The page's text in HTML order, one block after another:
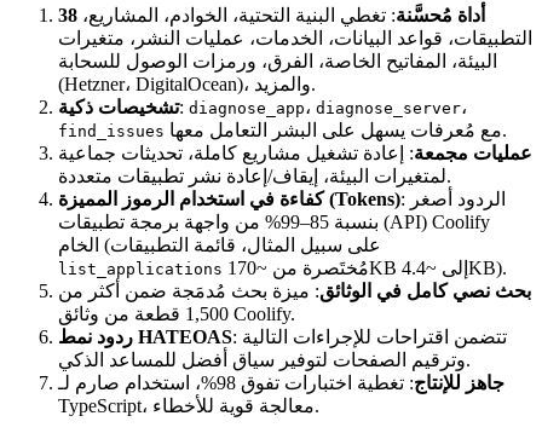
38 أداة مُحسَّنة: تغطي البنية التحتية، الخوادم، المشاريع،
التطبيقات، قواعد البيانات، الخدمات، عمليات النشر، متغيرات
البيئة، المفاتيح الخاصة، الفرق، ورمزات الوصول للسحابة
(Hetzner، DigitalOcean)، والمزيد.
تشخيصات ذكية: diagnose_app، diagnose_server،
find_issues
مع مُعرفات يسهل على البشر التعامل معها.
عمليات مجمعة: إعادة تشغيل مشاريع كاملة، تحديثات جماعية
لمتغيرات البيئة، إيقاف/إعادة نشر تطبيقات متعددة.
كفاءة في استخدام الرموز المميزة (Tokens): الردود أصغر
بنسبة 85–99% من واجهة برمجة تطبيقات (API) Coolify
الخام (على سبيل المثال، قائمة التطبيقات
list_applications
مُختَصرة من ~170KB إلى ~4.4KB).
بحث نصي كامل في الوثائق: ميزة بحث مُدمَجة ضمن أكثر من
1,500 قطعة من وثائق Coolify.
ردود نمط HATEOAS: تتضمن اقتراحات للإجراءات التالية
وترقيم الصفحات لتوفير سياق أفضل للمساعد الذكي.
جاهز للإنتاج
: تغطية اختبارات تفوق 98%، استخدام صارم لـ
TypeScript، معالجة قوية للأخطاء.